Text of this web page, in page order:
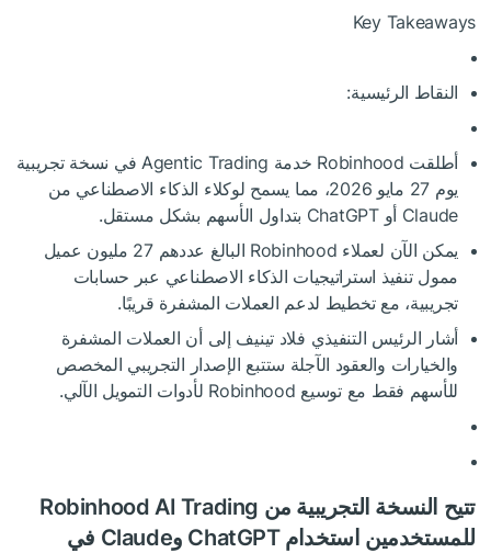
Key Takeaways
النقاط الرئيسية:
أطلقت Robinhood خدمة Agentic Trading في نسخة تجريبية
يوم 27 مايو 2026، مما يسمح لوكلاء الذكاء الاصطناعي من
Claude أو ChatGPT بتداول الأسهم بشكل مستقل.
يمكن الآن لعملاء Robinhood البالغ عددهم 27 مليون عميل
ممول تنفيذ استراتيجيات الذكاء الاصطناعي عبر حسابات
تجريبية، مع تخطيط لدعم العملات المشفرة قريبًا.
أشار الرئيس التنفيذي فلاد تينيف إلى أن العملات المشفرة
والخيارات والعقود الآجلة ستتبع الإصدار التجريبي المخصص
للأسهم فقط مع توسيع Robinhood لأدوات التمويل الآلي.
تتيح النسخة التجريبية من Robinhood AI Trading
للمستخدمين استخدام ChatGPT وClaude في